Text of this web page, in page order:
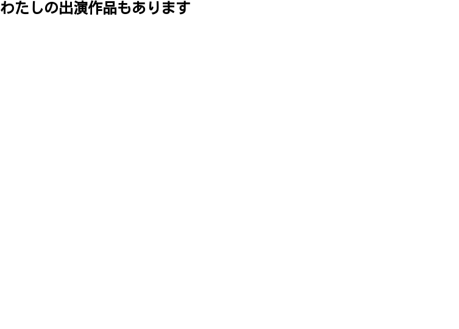
わたしの出演作品もあります